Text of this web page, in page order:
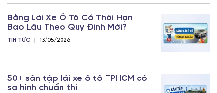
Bằng Lái Xe Ô Tô Có Thời Hạn
Bao Lâu Theo Quy Định Mới?
TIN TỨC 13/05/2026
50+ sân tập lái xe ô tô TPHCM có
sa hình chuẩn thi